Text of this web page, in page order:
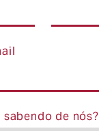
de nós?